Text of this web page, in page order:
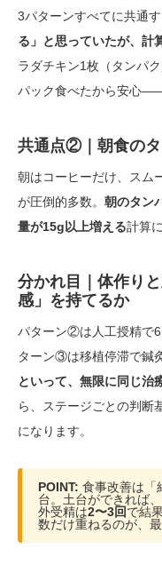
3パターンすべてに共通す
る」と思っていたが、計
ラダチキン1枚（タンパ
パック食べたから安心
共通点②｜朝食の
朝はコーヒーだけ、ス
が圧倒的多数。 朝のタン
量が15g以上増える計算
分かれ目｜体作り
感」を持てるか
パターン②は人工授精で
ターン③は移植停滞で鍼
といって、無限に同じ治
ら、ステージごとの判断
になります。
POINT: 食事改善は「
台。土台ができれば
外受精は2〜3回で結
数だけ重ねるのが、